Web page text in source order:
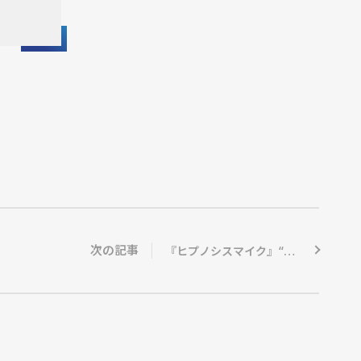
次の記事 『ヒプノシスマイク』“初”のファンミーティング 1月開催3公演のチケット販売スタート…ABEMA PPVで独占生配信